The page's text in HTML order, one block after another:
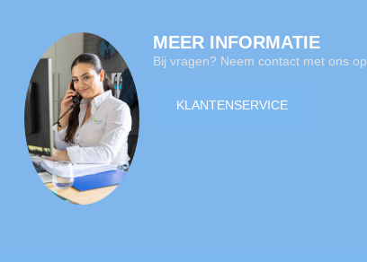
MEER INFORMATIE
Bij vragen? Neem contact met ons op
KLANTENSERVICE